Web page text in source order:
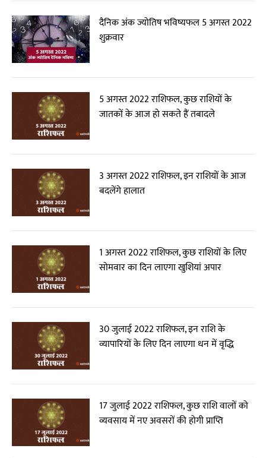
दैनिक अंक ज्योतिष भविष्यफल 5 अगस्त 2022
शुक्रवार
5 अगस्त 2022 राशिफल, कुछ राशियों के
जातकों के आज हो सकते हैं तबादले
3 अगस्त 2022 राशिफल, इन राशियों के आज
बदलेंगे हालात
1 अगस्त 2022 राशिफल, कुछ राशियों के लिए
सोमवार का दिन लाएगा खुशियां अपार
30 जुलाई 2022 राशिफल, इन राशि के
व्यापारियों के लिए दिन लाएगा धन में वृद्धि
17 जुलाई 2022 राशिफल, कुछ राशि वालों को
व्यवसाय में नए अवसरों की होगी प्राप्ति